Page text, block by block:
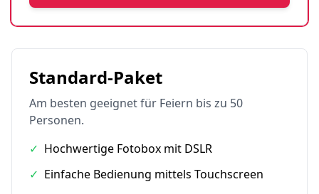
Standard-Paket
Am besten geeignet für Feiern bis zu 50
Personen.
✓ Hochwertige Fotobox mit DSLR
✓ Einfache Bedienung mittels Touchscreen